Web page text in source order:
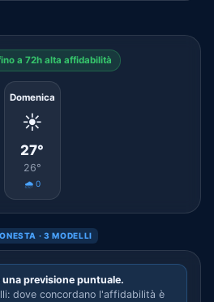
a 72h alta affidabilità
Domenica
☀️
27°
26°
🌧️ 0
ONESTA · 3 MODELLI
una previsione puntuale.
dove concordano l'affidabilità è